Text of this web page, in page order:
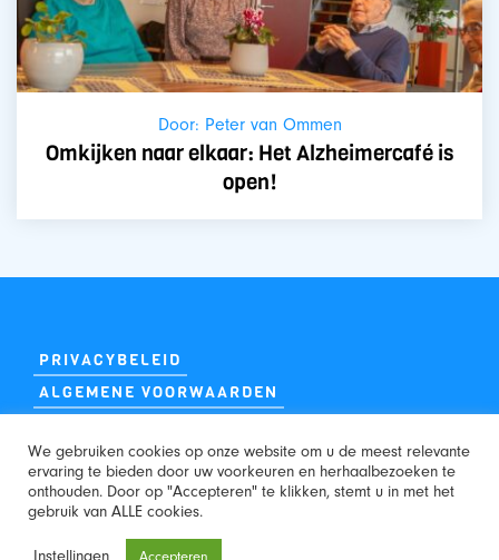
Door: Peter van Ommen
Omkijken naar elkaar: Het Alzheimercafé is
open!
PRIVACYBELEID
ALGEMENE VOORWAARDEN
We gebruiken cookies op onze website om u de meest relevante
ervaring te bieden door uw voorkeuren en herhaalbezoeken te
onthouden. Door op "Accepteren" te klikken, stemt u in met het
gebruik van ALLE cookies.
Instellingen Accepteren